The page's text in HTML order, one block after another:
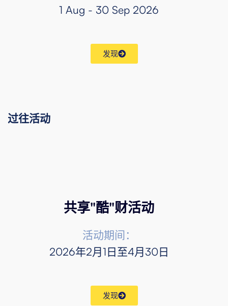
1 Aug - 30 Sep 2026
发现
过往活动
共享"酷"财活动
活动期间：
2026年2月1日至4月30日
发现